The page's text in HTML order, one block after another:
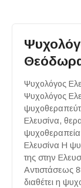
Ψυχολόγος
Ψυχολόγος
Ελευσίνα,
ψυχοθεραπεία
Ελευσίνα Η
της στην
Αντιστάσεως
διαθέτει η